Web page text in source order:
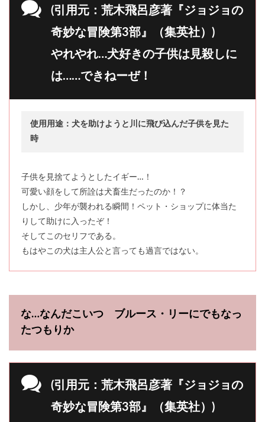
(引用元：荒木飛呂彦著『ジョジョの
奇妙な冒険第3部』（集英社）)
やれやれ…犬好きの子供は見殺しに
は……できねーぜ！
使用用途：犬を助けようと川に飛び込んだ子供を見た
時
子供を見捨てようとしたイギー…！
可愛い顔をして所詮は犬畜生だったのか！？
しかし、少年が襲われる瞬間！ペット・ショップに体当た
りして助けに入ったぞ！
そしてこのセリフである。
もはやこの犬は主人公と言っても過言ではない。
な…なんだこいつ ブルース・リーにでもなっ
たつもりか
(引用元：荒木飛呂彦著『ジョジョの
奇妙な冒険第3部』（集英社）)